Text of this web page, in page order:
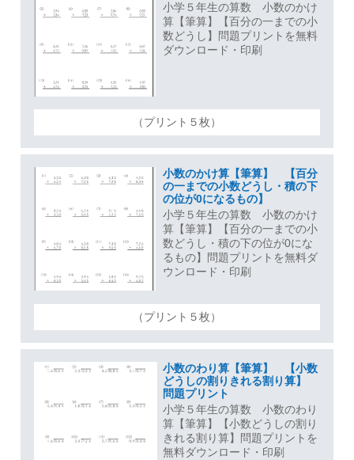
小学５年生の算数 小数のかけ
算【筆算】【百分の一までの小
数どうし】問題プリントを無料
ダウンロード・印刷
（プリント５枚）
小数のかけ算【筆算】 【百分
の一までの小数どうし・積の下
の位が0になるもの】
小学５年生の算数 小数のかけ
算【筆算】【百分の一までの小
数どうし・積の下の位が0にな
るもの】問題プリントを無料ダ
ウンロード・印刷
（プリント５枚）
小数のわり算【筆算】 【小数
どうしの割りきれる割り算】
問題プリント
小学５年生の算数 小数のわり
算【筆算】【小数どうしの割り
きれる割り算】問題プリントを
無料ダウンロード・印刷